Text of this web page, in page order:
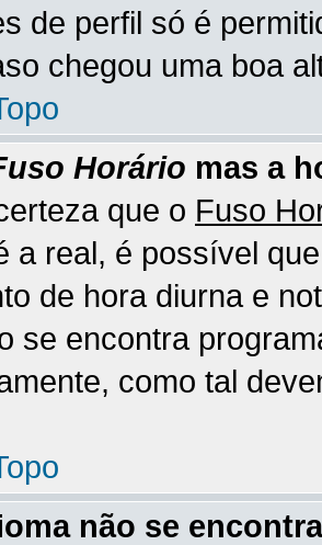
de perfil só é
chegou uma boa
Horário mas a
que o Fuso
a real, é possível
de hora diurna e
se encontra
como tal
não se